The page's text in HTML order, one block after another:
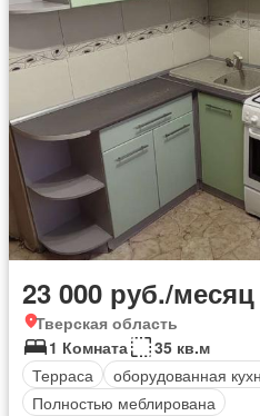
23 000 руб./месяц
Тверская область
1 Комната
35 кв.м
Терраса
оборудованная
Полностью меблирована